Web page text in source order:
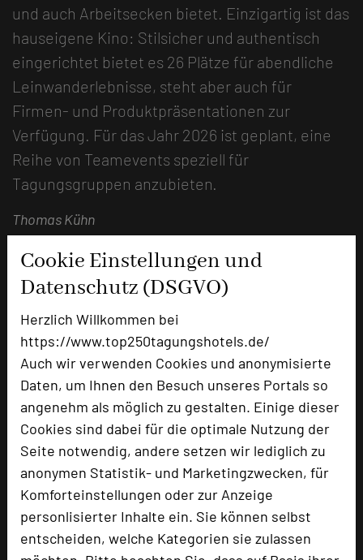
Cookie Einstellungen und
Datenschutz (DSGVO)
Herzlich Willkommen bei
https://www.top250tagungshotels.de/
Auch wir verwenden Cookies und anonymisierte
Daten, um Ihnen den Besuch unseres Portals so
angenehm als möglich zu gestalten. Einige dieser
Cookies sind dabei für die optimale Nutzung der
Seite notwendig, andere setzen wir lediglich zu
anonymen Statistik- und Marketingzwecken, für
Komforteinstellungen oder zur Anzeige
personlisierter Inhalte ein. Sie können selbst
entscheiden, welche Kategorien sie zulassen
und auch Arbeitsecken bietet. Einzigartig ist das
hauseigene Kino: Stilsicher und authentisch
eingerichtet bietet es 26 Plätze für abendliche
Leinwanderlebnisse, steht aber auch für
Firmen- und Produktpräsentationen zur
Verfügung. Für das Jahr 2026 ist geplant, eine
Reihe von Teamevents speziell für
Tagungsgruppen anzubieten.
Thomas Kühn
Paulinenhof
Kuhlowitzer Dorfstraße 1
14806 Bad Belzig
phone +49 33841 4408-0
mail
Email